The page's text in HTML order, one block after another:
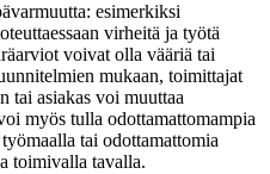
esimerkiksi
virheitä ja työtä
voivat olla vääriä tai
mukaan, toimittajat
tai asiakas voi muuttaa
myös tulla odottamattomampia
tai odottamattomia
toimivalla tavalla.